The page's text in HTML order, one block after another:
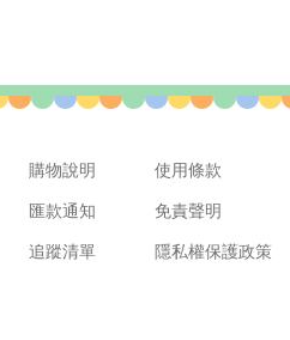
購物說明
匯款通知
追蹤清單
使用條款
免責聲明
隱私權保護政策